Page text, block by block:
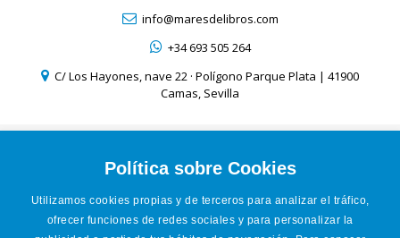
Política sobre Cookies
Utilizamos cookies propias y de terceros para analizar el tráfico,
ofrecer funciones de redes sociales y para personalizar la
info@maresdelibros.com
+34 693 505 264
C/ Los Hayones, nave 22 · Polígono Parque Plata | 41900
Camas, Sevilla
Política de Cookies
Condiciones de venta online
Accesibilidad